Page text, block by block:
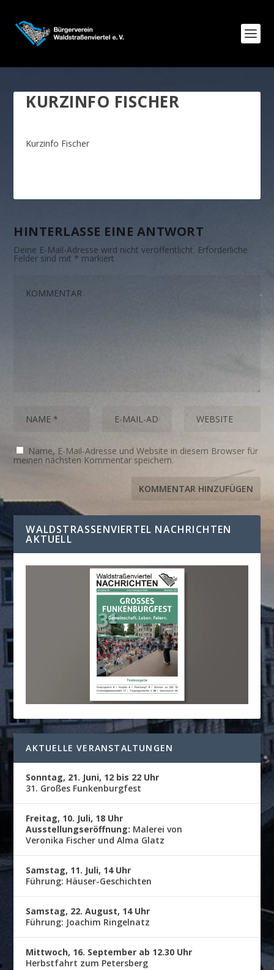
KURZINFO FISCHER
Kurzinfo Fischer
HINTERLASSE EINE ANTWORT
Deine E-Mail-Adresse wird nicht veröffentlicht. Erforderliche
Felder sind mit * markiert
Name, E-Mail-Adresse und Website in diesem Browser für
meinen nächsten Kommentar speichern.
WALDSTRASSENVIERTEL NACHRICHTEN A
KTUELL
AKTUELLE VERANSTALTUNGEN
Sonntag, 21. Juni, 12 bis 22 Uhr
31. Großes Funkenburgfest
Freitag, 10. Juli, 18 Uhr
Ausstellungseröffnung: Malerei von
Veronika Fischer und Alma Glatz
Samstag, 11. Juli, 14 Uhr
Führung: Häuser-Geschichten
Samstag, 22. August, 14 Uhr
Führung: Joachim Ringelnatz
Mittwoch, 16. September ab 12.30 Uhr
Herbstfahrt zum Petersberg